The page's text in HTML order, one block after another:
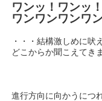
ワンッ！ワンッ
ワンワンワンワ
・・・結構激しめに吠
どこからか聞こえてき
進行方向に向かうにつ